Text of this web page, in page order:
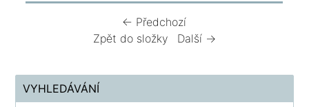
← Předchozí
Zpět do složky
Další →
VYHLEDÁVÁNÍ